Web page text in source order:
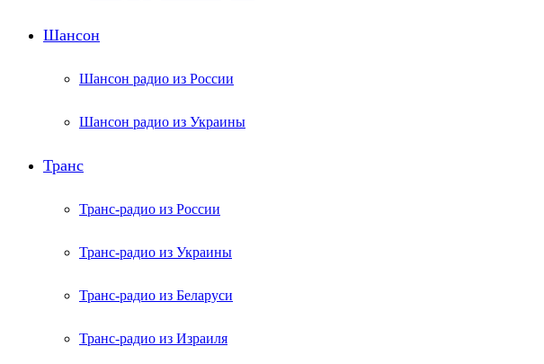
Шансон
Шансон радио из России
Шансон радио из Украины
Транс
Транс-радио из России
Транс-радио из Украины
Транс-радио из Беларуси
Транс-радио из Израиля